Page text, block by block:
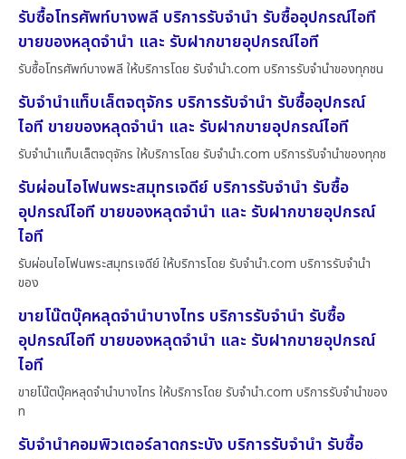
รับซื้อโทรศัพท์บางพลี บริการรับจำนำ รับซื้ออุปกรณ์ไอที
ขายของหลุดจำนำ และ รับฝากขายอุปกรณ์ไอที
รับซื้อโทรศัพท์บางพลี ให้บริการโดย รับจํานํา.com บริการรับจำนำของทุกชน
รับจำนำแท็บเล็ตจตุจักร บริการรับจำนำ รับซื้ออุปกรณ์
ไอที ขายของหลุดจำนำ และ รับฝากขายอุปกรณ์ไอที
รับจำนำแท็บเล็ตจตุจักร ให้บริการโดย รับจํานํา.com บริการรับจำนำของทุกช
รับผ่อนไอโฟนพระสมุทรเจดีย์ บริการรับจำนำ รับซื้อ
อุปกรณ์ไอที ขายของหลุดจำนำ และ รับฝากขายอุปกรณ์
ไอที
รับผ่อนไอโฟนพระสมุทรเจดีย์ ให้บริการโดย รับจํานํา.com บริการรับจำนำ
ของ
ขายโน๊ตบุ๊คหลุดจำนำบางไทร บริการรับจำนำ รับซื้อ
อุปกรณ์ไอที ขายของหลุดจำนำ และ รับฝากขายอุปกรณ์
ไอที
ขายโน๊ตบุ๊คหลุดจำนำบางไทร ให้บริการโดย รับจํานํา.com บริการรับจำนำของ
ท
รับจำนำคอมพิวเตอร์ลาดกระบัง บริการรับจำนำ รับซื้อ